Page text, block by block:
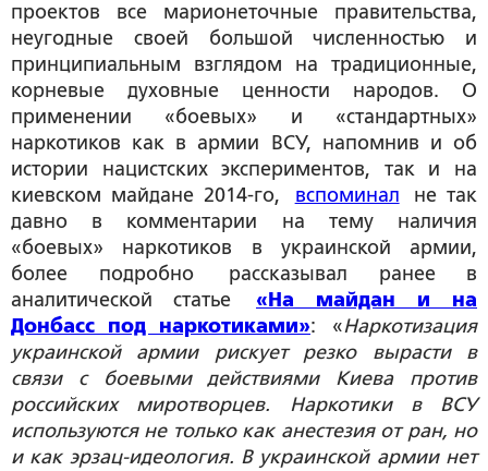
проектов все марионеточные правительства,
неугодные своей большой численностью и
принципиальным взглядом на традиционные,
корневые духовные ценности народов. О
применении «боевых» и «стандартных»
наркотиков как в армии ВСУ, напомнив и об
истории нацистских экспериментов, так и на
киевском майдане 2014-го, вспоминал не так
давно в комментарии на тему наличия
«боевых» наркотиков в украинской армии,
более подробно рассказывал ранее в
аналитической статье «На майдан и на
Донбасс под наркотиками»: «Наркотизация
украинской армии рискует резко вырасти в
связи с боевыми действиями Киева против
российских миротворцев. Наркотики в ВСУ
используются не только как анестезия от ран, но
и как эрзац-идеология. В украинской армии нет